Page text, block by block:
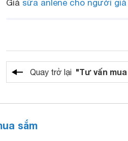
Giá sữa anlene cho người già
Quay trở lại "Tư vấn
sắm